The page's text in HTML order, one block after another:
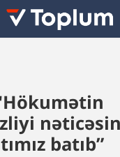
batıb”